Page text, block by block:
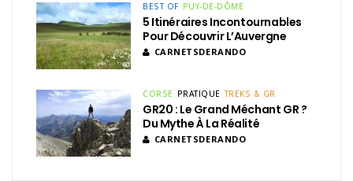
BEST OF PUY-DE-DÔME
5 Itinéraires Incontournables
Pour Découvrir L’Auvergne
CARNETSDERANDO
CORSE PRATIQUE TREKS & GR
GR20 : Le Grand Méchant GR ?
Du Mythe À La Réalité
CARNETSDERANDO